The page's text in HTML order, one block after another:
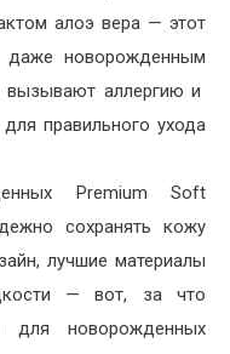
алоэ вера — этот
даже новорожденным
вызывают аллергию и
правильного ухода
Premium Soft
сохранять кожу
лучшие материалы
— вот, за что
для новорожденных